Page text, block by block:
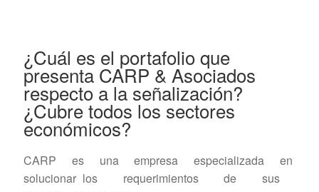
¿Cuál es el portafolio que
presenta CARP & Asociados
respecto a la señalización?
¿Cubre todos los sectores
económicos?
CARP es una empresa especializada en
solucionar los requerimientos de sus